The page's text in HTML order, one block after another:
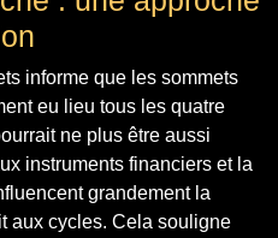
informe que les sommets
eu lieu tous les quatre
ne plus être aussi
instruments financiers et la
grandement la
aux cycles. Cela souligne